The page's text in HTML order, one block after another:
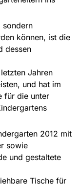
sondern
können, ist die
dessen
Jahren
und hat im
für die unter
2012 mit
sowie
und gestaltete
Tische für